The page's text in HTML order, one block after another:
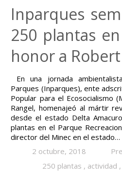
Inparques
250 plantas
honor a
En una jornada
Parques (Inparques), ente
Popular para el Ecosocialismo
Rangel, homenajeó al mártir
desde el estado Delta
plantas en el Parque
director del Minec en el estado…
2 octubre, 2018
250 plantas , actividad ,